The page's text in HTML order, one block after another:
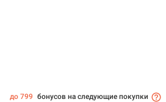
до 799 бонусов на следующие покупки